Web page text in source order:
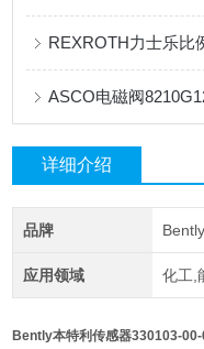
ASCO电磁阀
详细介绍
品牌
应用领域 化工,
Bently本特利传感器330103-